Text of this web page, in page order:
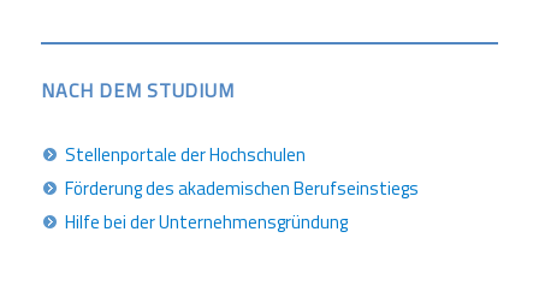
NACH DEM STUDIUM
Stellenportale der Hochschulen
Förderung des akademischen Berufseinstiegs
Hilfe bei der Unternehmensgründung